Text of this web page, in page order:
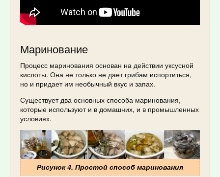
Маринование
Процесс маринования основан на действии уксусной
кислоты. Она не только не дает грибам испортиться,
но и придает им необычный вкус и запах.
Существует два основных способа маринования,
которые используют и в домашних, и в промышленных
условиях.
Рисунок 4. Простой способ маринования